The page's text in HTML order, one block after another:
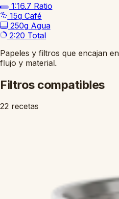
1:16.7 Ratio
15g Café
250g Agua
2:20 Total
Papeles y filtros que encajan
flujo y material.
Filtros compatibles
22 recetas